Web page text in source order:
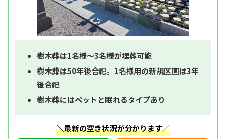
樹木葬は1名様～3名様が埋葬可能
樹木葬は50年後合祀。1名様用の新規区画は3年
後合祀
樹木葬にはペットと眠れるタイプあり
＼最新の空き状況が分かります／